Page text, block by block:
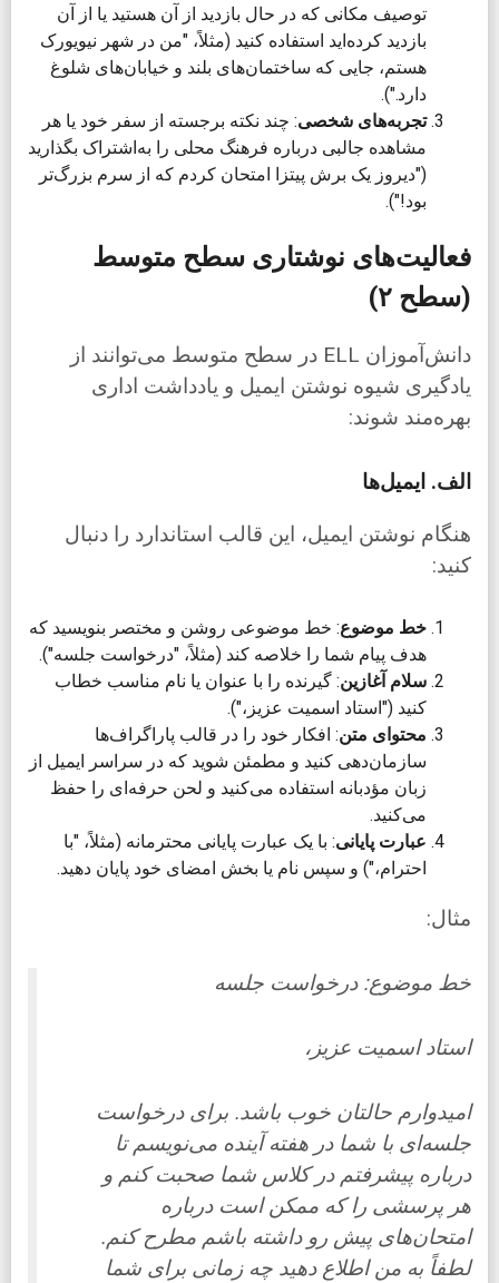
توصیف مکانی که در حال بازدید از آن هستید یا از آن
بازدید کرده‌اید استفاده کنید (مثلاً، "من در شهر نیویورک
هستم، جایی که ساختمان‌های بلند و خیابان‌های شلوغ
دارد.").
تجربه‌های شخصی: چند نکته برجسته از سفر خود یا هر
مشاهده جالبی درباره فرهنگ محلی را به‌اشتراک بگذارید
("دیروز یک برش پیتزا امتحان کردم که از سرم بزرگ‌تر
بود!").
فعالیت‌های نوشتاری سطح متوسط
(سطح ۲)
دانش‌آموزان ELL در سطح متوسط می‌توانند از
یادگیری شیوه نوشتن ایمیل و یادداشت اداری
بهره‌مند شوند:
الف. ایمیل‌ها
هنگام نوشتن ایمیل، این قالب استاندارد را دنبال
کنید:
خط موضوع: خط موضوعی روشن و مختصر بنویسید که
هدف پیام شما را خلاصه کند (مثلاً، "درخواست جلسه").
سلام آغازین: گیرنده را با عنوان یا نام مناسب خطاب
کنید ("استاد اسمیت عزیز،").
محتوای متن: افکار خود را در قالب پاراگراف‌ها
سازمان‌دهی کنید و مطمئن شوید که در سراسر ایمیل از
زبان مؤدبانه استفاده می‌کنید و لحن حرفه‌ای را حفظ
می‌کنید.
عبارت پایانی: با یک عبارت پایانی محترمانه (مثلاً، "با
احترام،") و سپس نام یا بخش امضای خود پایان دهید.
مثال:
خط موضوع: درخواست جلسه
استاد اسمیت عزیز،
امیدوارم حالتان خوب باشد. برای درخواست
جلسه‌ای با شما در هفته آینده می‌نویسم تا
درباره پیشرفتم در کلاس شما صحبت کنم و
هر پرسشی را که ممکن است درباره
امتحان‌های پیش رو داشته باشم مطرح کنم.
لطفاً به من اطلاع دهید چه زمانی برای شما